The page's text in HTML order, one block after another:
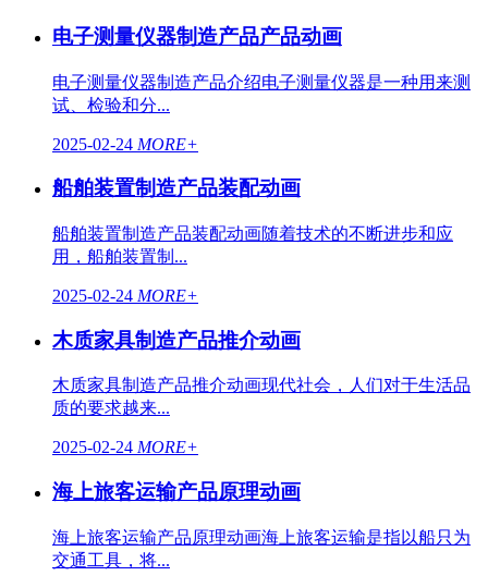
电子测量仪器制造产品产品动画
电子测量仪器制造产品介绍电子测量仪器是一种用来测
试、检验和分...
2025-02-24 MORE+
船舶装置制造产品装配动画
船舶装置制造产品装配动画随着技术的不断进步和应
用，船舶装置制...
2025-02-24 MORE+
木质家具制造产品推介动画
木质家具制造产品推介动画现代社会，人们对于生活品
质的要求越来...
2025-02-24 MORE+
海上旅客运输产品原理动画
海上旅客运输产品原理动画海上旅客运输是指以船只为
交通工具，将...